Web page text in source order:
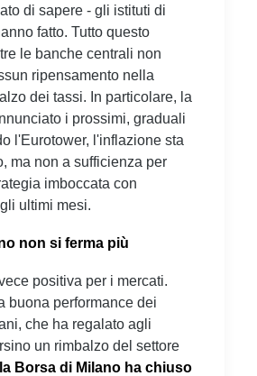
di sapere - gli istituti di
fatto. Tutto questo
le banche centrali non
ripensamento nella
dei tassi. In particolare, la
i prossimi, graduali
l'Eurotower, l'inflazione sta
ma non a sufficienza per
imboccata con
ultimi mesi.
non si ferma più
positiva per i mercati.
buona performance dei
che ha regalato agli
un rimbalzo del settore
la Borsa di Milano ha chiuso